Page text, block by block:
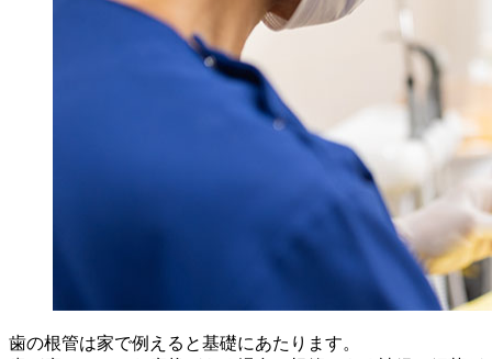
歯の根管は家で例えると基礎にあたります。